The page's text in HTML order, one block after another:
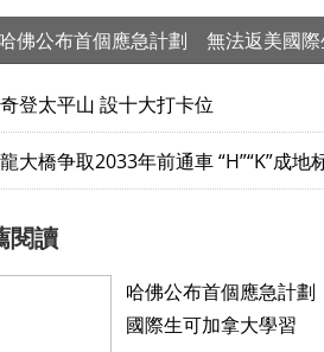
哈佛公布首個應急計劃 無法返美國際
登太平山 設十大打卡位
大橋争取2033年前通車 “H”“K”成地
閱讀
哈佛公布首個應急計
國際生可加拿大學習